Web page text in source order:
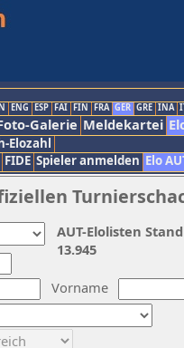
ENG ESP FAI FIN FRA GER GRE INA
Galerie Meldekartei
Elozahl
FIDE Spieler anmelden Elo
Vorname
AUT-Elolisten
13.945